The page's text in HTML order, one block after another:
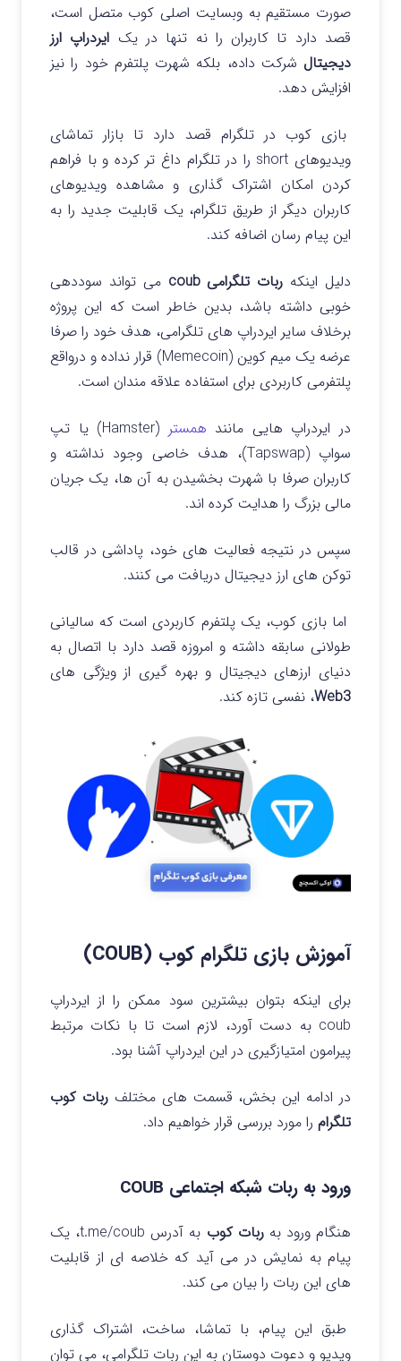
صورت مستقیم به وبسایت اصلی کوب متصل است،
قصد دارد تا کاربران را نه تنها در یک ایردراپ ارز
دیجیتال شرکت داده، بلکه شهرت پلتفرم خود را نیز
افزایش دهد.
بازی کوب در تلگرام قصد دارد تا بازار تماشای
ویدیوهای short را در تلگرام داغ تر کرده و با فراهم
کردن امکان اشتراک گذاری و مشاهده ویدیوهای
کاربران دیگر از طریق تلگرام، یک قابلیت جدید را به
این پیام رسان اضافه کند.
دلیل اینکه ربات تلگرامی coub
می تواند سوددهی
خوبی داشته باشد، بدین خاطر است که این پروژه
برخلاف سایر ایردراپ های تلگرامی، هدف خود را صرفا
عرضه یک میم کوین (Memecoin) قرار نداده و درواقع
پلتفرمی کاربردی برای استفاده علاقه مندان است.
در ایردراپ هایی مانند همستر
(Hamster) یا تپ
سواپ (Tapswap)، هدف خاصی وجود نداشته و
کاربران صرفا با شهرت بخشیدن به آن ها، یک جریان
مالی بزرگ را هدایت کرده اند.
سپس در نتیجه فعالیت های خود، پاداشی در قالب
توکن های ارز دیجیتال دریافت می کنند.
اما بازی کوب، یک پلتفرم کاربردی است که سالیانی
طولانی سابقه داشته و امروزه قصد دارد با اتصال به
دنیای ارزهای دیجیتال و بهره گیری از ویژگی های
Web3، نفسی تازه کند.
آموزش بازی تلگرام کوب (COUB
)
برای اینکه بتوان بیشترین سود ممکن را از ایردراپ
coub به دست آورد، لازم است تا با نکات مرتبط
پیرامون امتیازگیری در این ایردراپ آشنا بود.
در ادامه این بخش، قسمت های مختلفربات کوب
تلگرام را مورد بررسی قرار خواهیم داد.
ورود به ربات شبکه اجتماعی COUB
هنگام ورود بهربات کوب
به آدرس t.me/coub، یک
پیام به نمایش در می آید که خلاصه ای از قابلیت
های این ربات را بیان می کند.
طبق این پیام، با تماشا، ساخت، اشتراک گذاری
ویدیو و دعوت دوستان به این ربات تلگرامی، می توان